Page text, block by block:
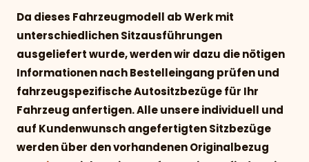
Da dieses Fahrzeugmodell ab Werk mit
unterschiedlichen Sitzausführungen
ausgeliefert wurde, werden wir dazu die nötigen
Informationen nach Bestelleingang prüfen und
fahrzeugspezifische Autositzbezüge für Ihr
Fahrzeug anfertigen. Alle unsere individuell und
auf Kundenwunsch angefertigten Sitzbezüge
werden über den vorhandenen Originalbezug